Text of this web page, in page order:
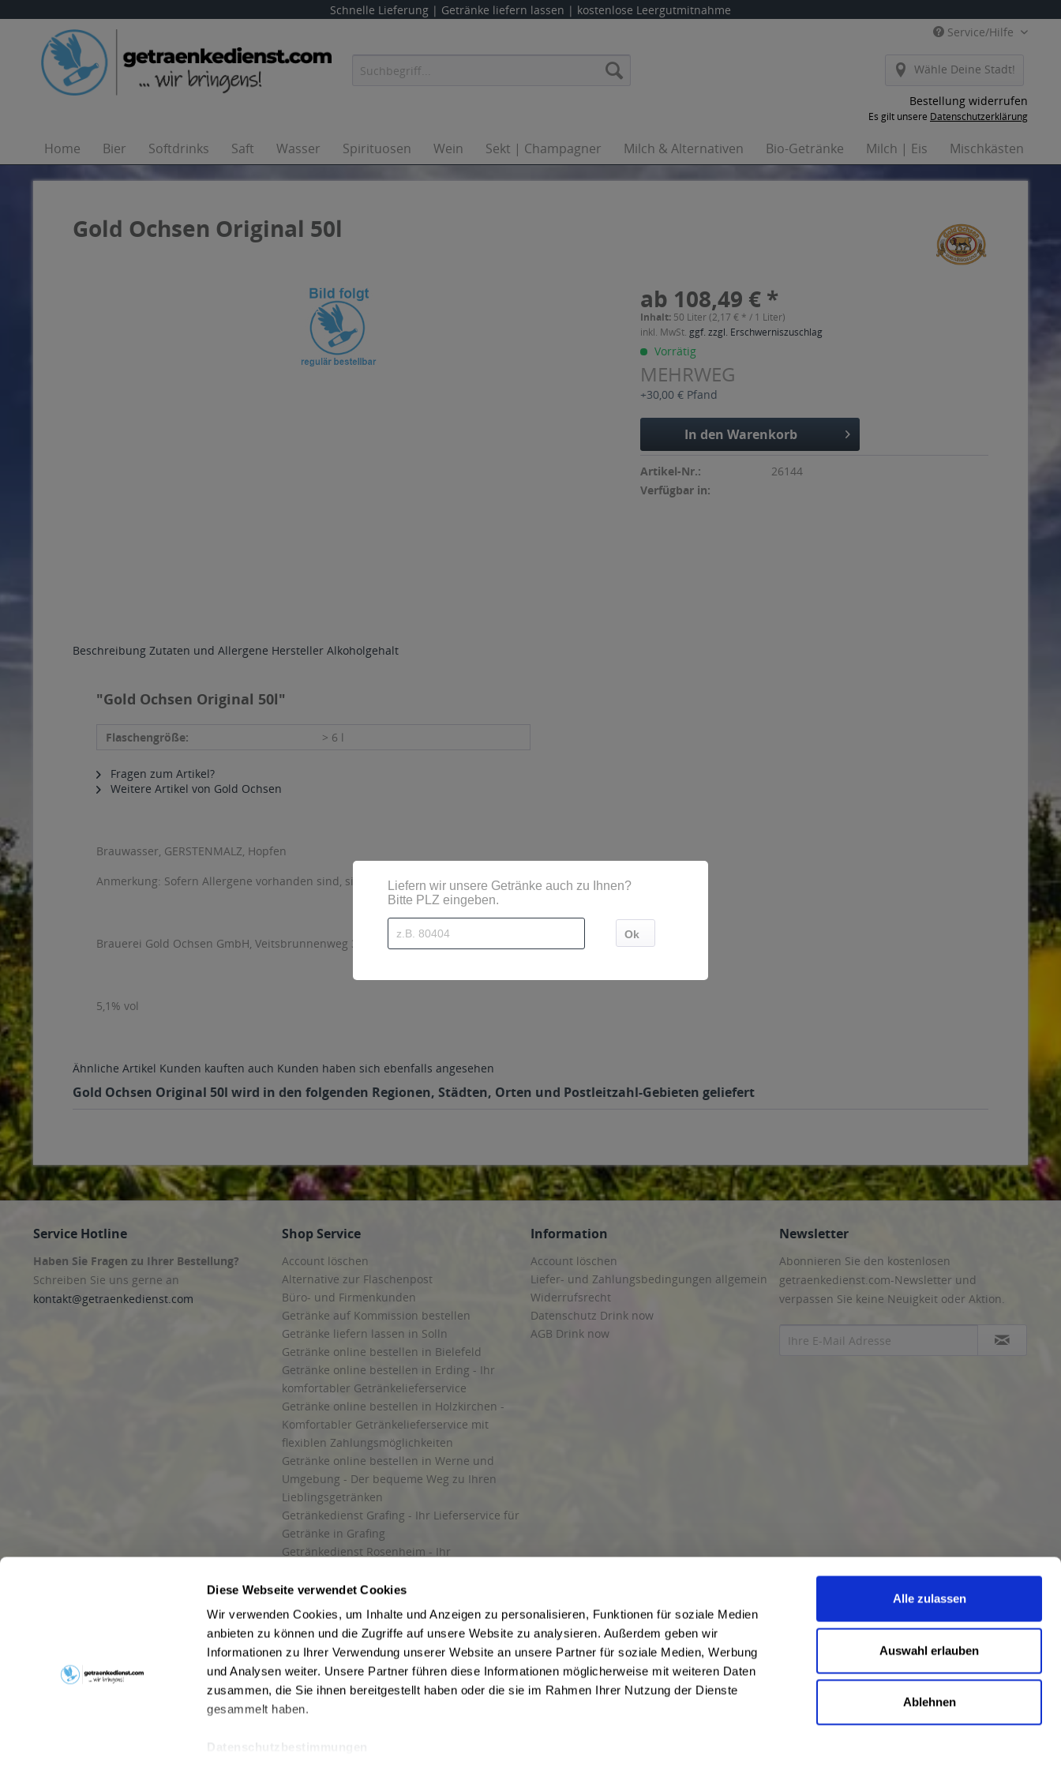
Diese Webseite verwendet Cookies
Wir verwenden Cookies, um Inhalte und Anzeigen zu personalisieren, Funktionen für soziale Medien
anbieten zu können und die Zugriffe auf unsere Website zu analysieren. Außerdem geben wir
Informationen zu Ihrer Verwendung unserer Website an unsere Partner für soziale Medien, Werbung
und Analysen weiter. Unsere Partner führen diese Informationen möglicherweise mit weiteren Daten
zusammen, die Sie ihnen bereitgestellt haben oder die sie im Rahmen Ihrer Nutzung der Dienste
gesammelt haben.
Alle zulassen
Auswahl erlauben
Ablehnen
Schnelle Lieferung | Getränke liefern lassen | kostenlose Leergutmitnahme
Service/Hilfe
Wähle Deine Stadt!
Bestellung widerrufen
Es gilt unsere Datenschutzerklärung
Home Bier Softdrinks Saft Wasser Spirituosen Wein Sekt | Champagner Milch & Alternativen Bio-Getränke Milch | Eis Mischkästen
Gold Ochsen Original 50l
ab 108,49 € *
Inhalt: 50 Liter (2,17 € * / 1 Liter)
inkl. MwSt. ggf. zzgl. Erschwerniszuschlag
Vorrätig
MEHRWEG
+30,00 € Pfand
In den Warenkorb
Artikel-Nr.:
26144
Verfügbar in:
Beschreibung Zutaten und Allergene Hersteller Alkoholgehalt
"Gold Ochsen Original 50l"
Flaschengröße: > 6 l
Fragen zum Artikel?
Weitere Artikel von Gold Ochsen
Brauwasser, GERSTENMALZ, Hopfen
Anmerkung: Sofern Allergene vorhanden sind, sind diese mittels Großbuchstaben besonders hervorgehoben
Brauerei Gold Ochsen GmbH, Veitsbrunnenweg 3 Bis 8, 89073 Ulm
5,1% vol
Ähnliche Artikel Kunden kauften auch Kunden haben sich ebenfalls angesehen
Gold Ochsen Original 50l wird in den folgenden Regionen, Städten, Orten und Postleitzahl-Gebieten geliefert
Service Hotline
Haben Sie Fragen zu Ihrer Bestellung?
Schreiben Sie uns gerne an
kontakt@getraenkedienst.com
Shop Service
Account löschen
Alternative zur Flaschenpost
Büro- und Firmenkunden
Getränke auf Kommission bestellen
Getränke liefern lassen in Solln
Getränke online bestellen in Bielefeld
Getränke online bestellen in Erding - Ihr
komfortabler Getränkelieferservice
Getränke online bestellen in Holzkirchen -
Komfortabler Getränkelieferservice mit
flexiblen Zahlungsmöglichkeiten
Getränke online bestellen in Werne und
Umgebung - Der bequeme Weg zu Ihren
Lieblingsgetränken
Getränkedienst Grafing - Ihr Lieferservice für
Getränke in Grafing
Getränkedienst Rosenheim - Ihr
und Umgebung
Getränkelieferung in Starnberg
Liefergebiet
Lieferservice für Getränke
Wir liefern Getränke
Kontakt
Newsletter
Information
Account löschen
Liefer- und Zahlungsbedingungen allgemein
Widerrufsrecht
Datenschutz Drink now
AGB Drink now
Newsletter
Abonnieren Sie den kostenlosen
getraenkedienst.com-Newsletter und
verpassen Sie keine Neuigkeit oder Aktion.